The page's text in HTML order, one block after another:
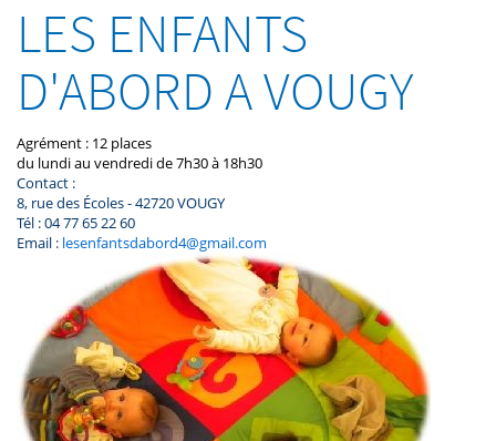
LES ENFANTS
D'ABORD A VOUGY
Agrément : 12 places
du lundi au vendredi de 7h30 à 18h30
Contact :
8, rue des Écoles - 42720 VOUGY
Tél : 04 77 65 22 60
Email : lesenfantsdabord4@gmail.com